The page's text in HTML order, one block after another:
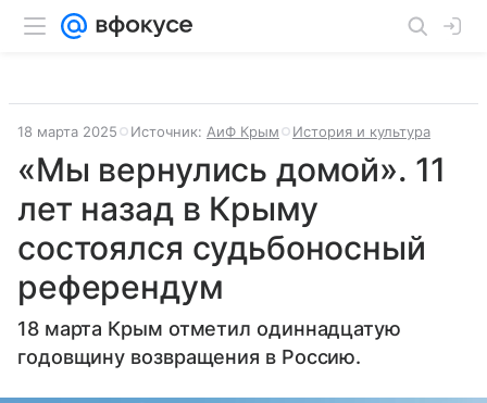
18 марта 2025 Источник: АиФ Крым История и культура
«Мы вернулись домой». 11
лет назад в Крыму
состоялся судьбоносный
референдум
18 марта Крым отметил одиннадцатую
годовщину возвращения в Россию.